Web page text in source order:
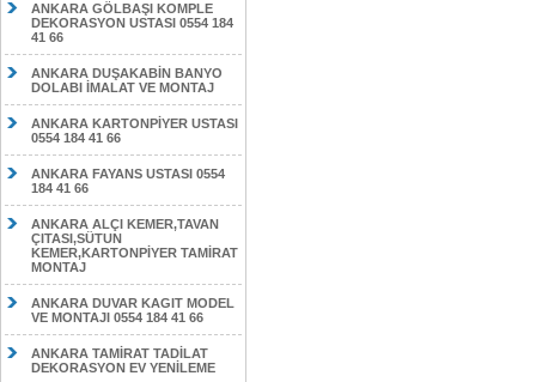
ANKARA GÖLBAŞI KOMPLE
DEKORASYON USTASI 0554 184
41 66
ANKARA DUŞAKABİN BANYO
DOLABI İMALAT VE MONTAJ
ANKARA KARTONPİYER USTASI
0554 184 41 66
ANKARA FAYANS USTASI 0554
184 41 66
ANKARA ALÇI KEMER,TAVAN
ÇITASI,SÜTUN
KEMER,KARTONPİYER TAMİRAT
MONTAJ
ANKARA DUVAR KAGIT MODEL
VE MONTAJI 0554 184 41 66
ANKARA TAMİRAT TADİLAT
DEKORASYON EV YENİLEME